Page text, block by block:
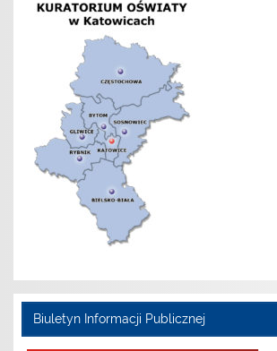
Biuletyn Informacji Publicznej